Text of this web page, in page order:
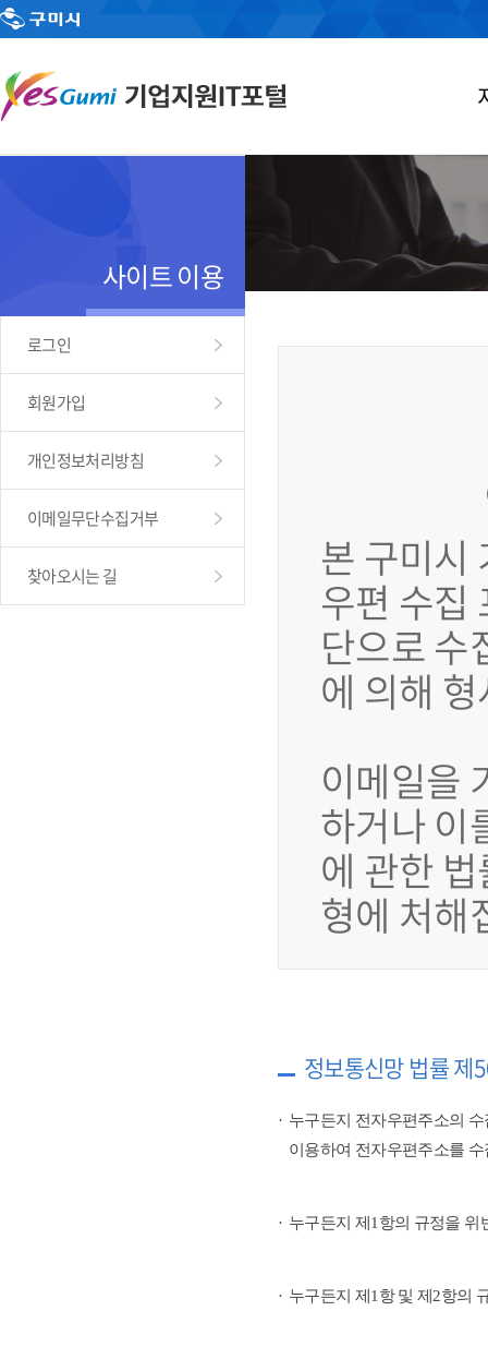
사이트 이용
로그인
회원가입
개인정보처리방침
이메일무단수집거부
찾아오시는 길 본 구미시
우편 수집
단으로 수
에 의해
이메일을
하거나 이
에 관한
형에 처해
정보통신망 법률 제
누구든지 전자우편주소의
이용하여 전자우편주소를
누구든지 제1항의 규정을 위
누구든지 제1항 및 제2항의